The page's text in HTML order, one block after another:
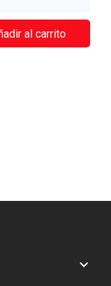
al carrito
